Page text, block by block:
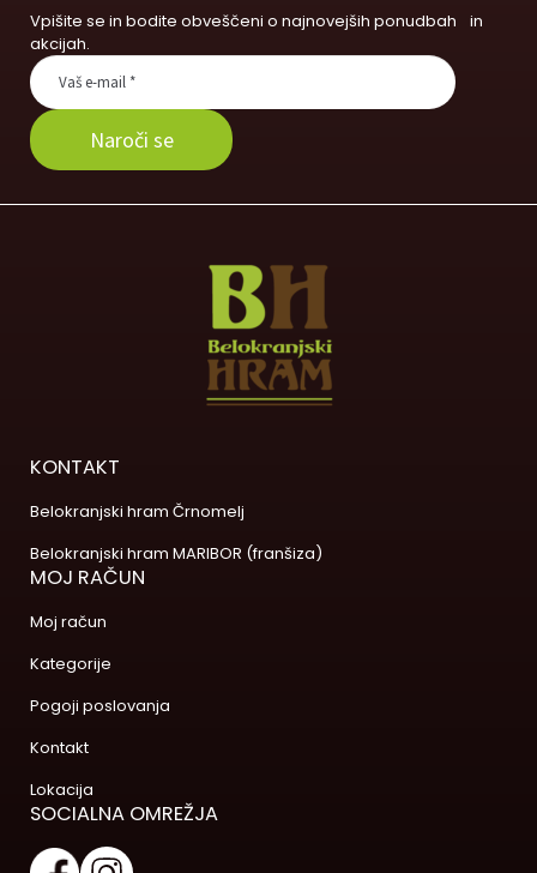
Vpišite se in bodite obveščeni o najnovejših ponudbah in
akcijah.
KONTAKT
Belokranjski hram Črnomelj
Belokranjski hram MARIBOR (franšiza)
MOJ RAČUN
Moj račun
Kategorije
Pogoji poslovanja
Kontakt
Lokacija
SOCIALNA OMREŽJA